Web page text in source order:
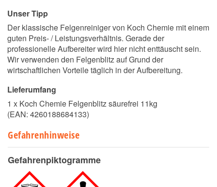
Unser Tipp
Der klassische Felgenreiniger von Koch Chemie mit einem
guten Preis- / Leistungsverhältnis. Gerade der
professionelle Aufbereiter wird hier nicht enttäuscht sein.
Wir verwenden den Felgenblitz auf Grund der
wirtschaftlichen Vorteile täglich in der Aufbereitung.
Lieferumfang
1 x Koch Chemie Felgenblitz säurefrei 11kg
(EAN: 4260188684133)
Gefahrenhinweise
Gefahrenpiktogramme